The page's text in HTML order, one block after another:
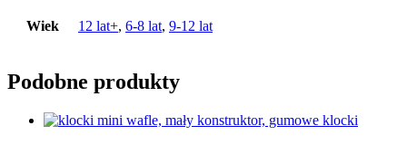
Wiek 12 lat+, 6-8 lat, 9-12 lat
Podobne produkty